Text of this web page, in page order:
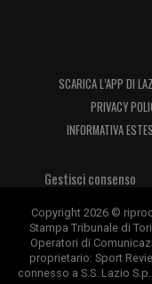
SCARICA L’APP DI
PRIVACY
INFORMATIVA
Gestisci consenso
Copyright 2026 ©
Stampa Tribunale di
Operatori di
proprietario: Sport
connesso a S.S. Lazio